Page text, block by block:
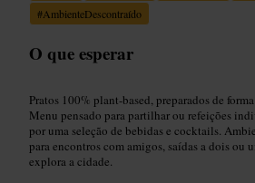
#AmbienteDescontraído
O que esperar
Pratos 100% plant-based, preparados de
Menu pensado para partilhar ou refeições
por uma seleção de bebidas e cocktails.
para encontros com amigos, saídas a dois ou
explora a cidade.